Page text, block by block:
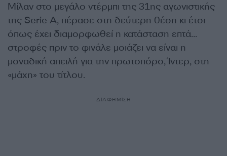
Μίλαν στο μεγάλο ντέρμπι της 31ης αγωνιστικής
της Serie A, πέρασε στη δεύτερη θέση κι έτσι
όπως έχει διαμορφωθεί η κατάσταση επτά…
στροφές πριν το φινάλε μοιάζει να είναι η
μοναδική απειλή για την πρωτοπόρο, Ίντερ, στη
«μάχη» του τίτλου.
ΔΙΑΦΗΜΙΣΗ